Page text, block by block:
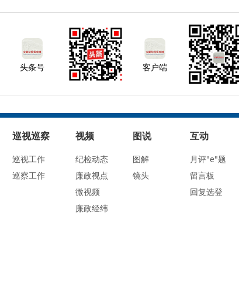
头条号 客户端
巡视巡察
巡视工作
巡察工作
视频
纪检动态
廉政视点
微视频
廉政经纬
图说
图解
镜头
互动
月评"e"题
留言板
回复选登